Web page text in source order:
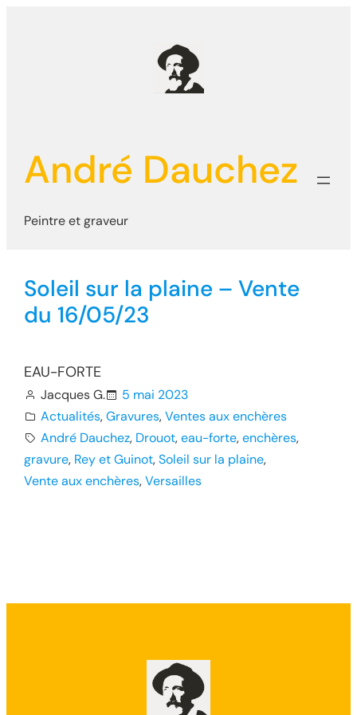
André Dauchez
Peintre et graveur
Soleil sur la plaine – Vente
du 16/05/23
EAU-FORTE
Jacques G.
5 mai 2023
Actualités, Gravures, Ventes aux enchères
André Dauchez, Drouot, eau-forte, enchères,
gravure, Rey et Guinot, Soleil sur la plaine,
Vente aux enchères, Versailles